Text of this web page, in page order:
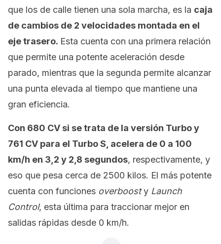
que los de calle tienen una sola marcha, es la caja
de cambios de 2 velocidades montada en el
eje trasero. Esta cuenta con una primera relación
que permite una potente aceleración desde
parado, mientras que la segunda permite alcanzar
una punta elevada al tiempo que mantiene una
gran eficiencia.
Con 680 CV si se trata de la versión Turbo y
761 CV para el Turbo S, acelera de 0 a 100
km/h en 3,2 y 2,8 segundos, respectivamente, y
eso que pesa cerca de 2500 kilos. El más potente
cuenta con funciones overboosty Launch
Control, esta última para traccionar mejor en
salidas rápidas desde 0 km/h.